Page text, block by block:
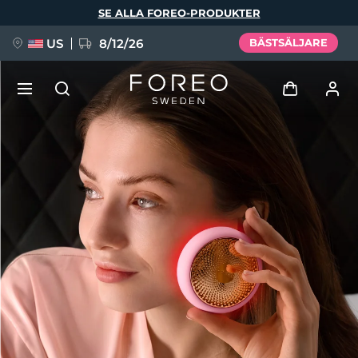
SE ALLA FOREO-PRODUKTER
US 8/12/26 BÄSTSÄLJARE
Logga in
Användarprofil
Mina enheter
Mina beställningar
Mina adresser
Mina prenumerationer
FAQ™ Pure Beauty-Tech Elixir
BREAKING NEWS
issa™ Teeth Whitening Set
Deutsch
Español
Français
Italiano
Português
Polski
Svenska
Русский
Türkçe
简体中文 繁體中文